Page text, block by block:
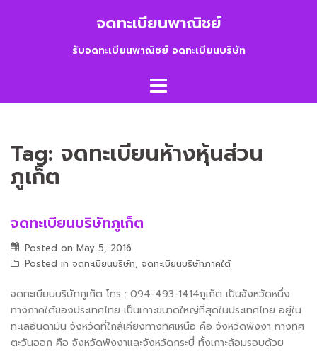
จดทะเบียนพาณิชย์
รับจดทะเบียนพาณิชย์ จดทะเบียนบริษัท
Tag: จดทะเบียนห้างหุ้นส่วน
ภูเก็ต
จดทะเบียนบริษัทภูเก็ต
Posted on May 5, 2016
Posted in จดทะเบียนบริษัท, จดทะเบียนบริษัทภาคใต้
จดทะเบียนบริษัทภูเก็ต โทร : 094-493-1414ภูเก็ต เป็นจังหวัดหนึ่ง
ทางภาคใต้ของประเทศไทย เป็นเกาะขนาดใหญ่ที่สุดในประเทศไทย อยู่ใน
ทะเลอันดามัน จังหวัดที่ใกล้เคียงทางทิศเหนือ คือ จังหวัดพังงา ทางทิศ
ตะวันออก คือ จังหวัดพังงาและจังหวัดกระบี่ ทั้งเกาะล้อมรอบด้วย